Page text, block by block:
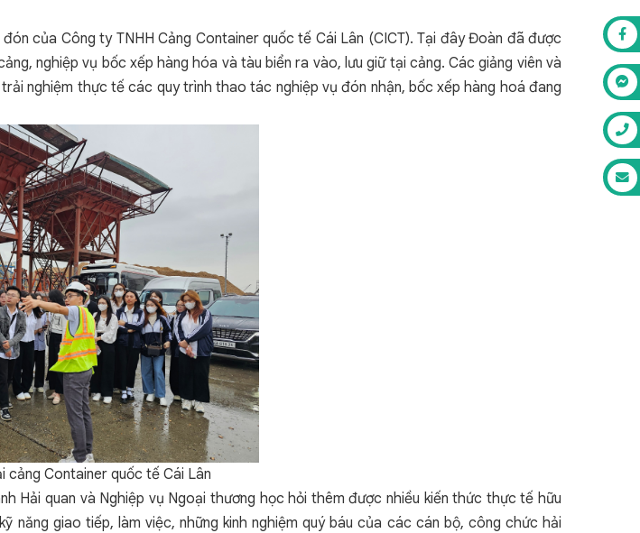
của Công ty TNHH Cảng Container quốc tế Cái Lân (CICT). Tại đây Đoàn đã được
nghiệp vụ bốc xếp hàng hóa và tàu biển ra vào, lưu giữ tại cảng. Các giảng viên và
nghiệm thực tế các quy trình thao tác nghiệp vụ đón nhận, bốc xếp hàng hoá đang
cảng Container quốc tế Cái Lân
Hải quan và Nghiệp vụ Ngoại thương học hỏi thêm được nhiều kiến thức thực tế hữu
giao tiếp, làm việc, những kinh nghiệm quý báu của các cán bộ, công chức hải